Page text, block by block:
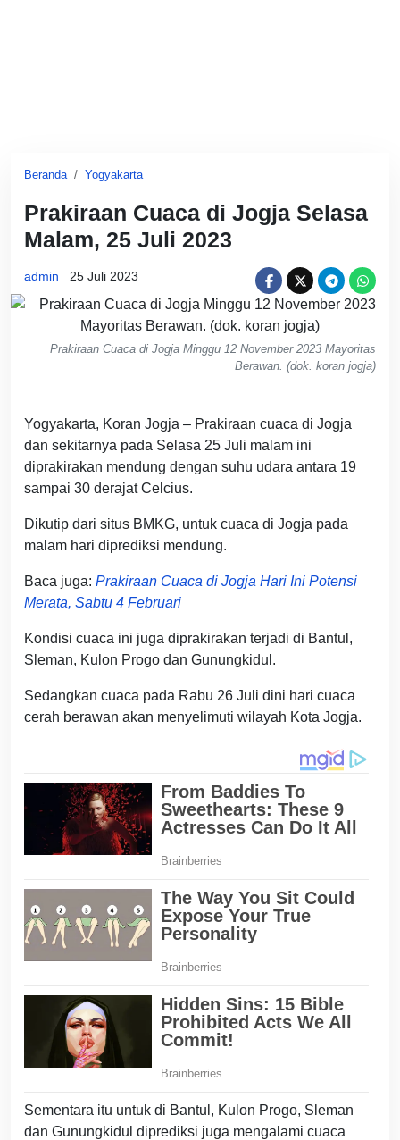
Beranda Yogyakarta
Prakiraan Cuaca di Jogja Selasa
Malam, 25 Juli 2023
admin 25 Juli 2023
Prakiraan Cuaca di Jogja Minggu 12 November 2023 Mayoritas
Berawan. (dok. koran jogja)
Yogyakarta, Koran Jogja – Prakiraan cuaca di Jogja
dan sekitarnya pada Selasa 25 Juli malam ini
diprakirakan mendung dengan suhu udara antara 19
sampai 30 derajat Celcius.
Dikutip dari situs BMKG, untuk cuaca di Jogja pada
malam hari diprediksi mendung.
Baca juga: Prakiraan Cuaca di Jogja Hari Ini Potensi
Merata, Sabtu 4 Februari
Kondisi cuaca ini juga diprakirakan terjadi di Bantul,
Sleman, Kulon Progo dan Gunungkidul.
Sedangkan cuaca pada Rabu 26 Juli dini hari cuaca
cerah berawan akan menyelimuti wilayah Kota Jogja.
Sementara itu untuk di Bantul, Kulon Progo, Sleman
dan Gunungkidul diprediksi juga mengalami cuaca